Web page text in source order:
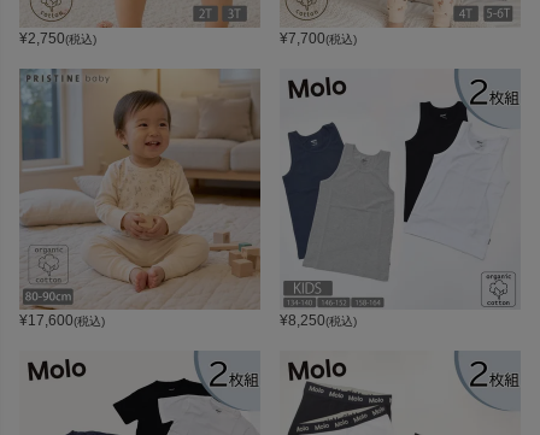
¥2,750(税込) ¥7,700(税込)
¥17,600(税込) ¥8,250(税込)